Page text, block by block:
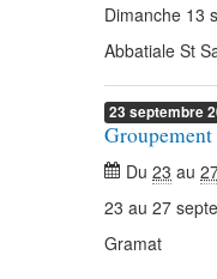
Dimanche 13
Abbatiale St
23 septembre
Du 23 au
23 au 27
Gramat